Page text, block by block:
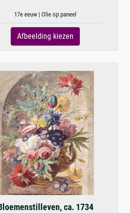
17e eeuw | Olie op paneel
Afbeelding kiezen
ca. 1734